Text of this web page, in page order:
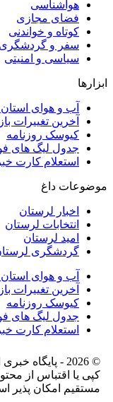
هواشناسی
فضای مجازی
کوتاه و خواندنی
سفر و گردشگری
سیاسی و امنیتی
ابزارها
آب و هوای
آخرین تغییرات
کیوسک روزنامه
جدول لیگ های
استعلام کارت
موضوعات داغ
اخبار لرستان
انتخابات لرستان
امید لرستان
گردشگری
آب و هوای
آخرین تغییرات
کیوسک روزنامه
جدول لیگ های
استعلام کارت
© 2026 - پایگاه خبری اميد لرستان.تمامی حقوق محفوظ است.
کپی یا اقتباس از
مستقیم امکان پذیر